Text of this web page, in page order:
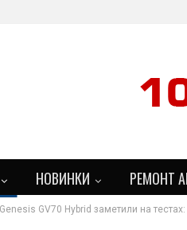
НОВИНКИ РЕМОНТ
Genesis GV70 Hybrid заметили на